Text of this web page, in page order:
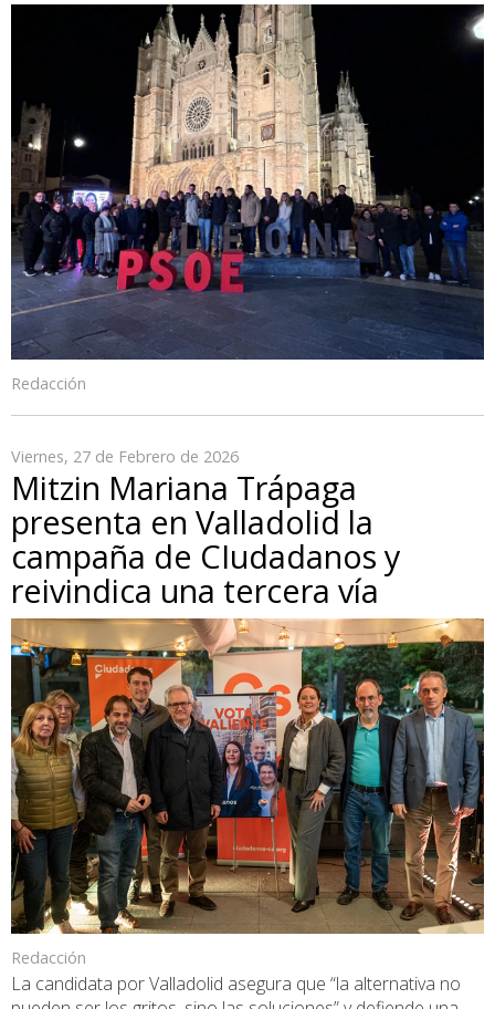
Redacción
Viernes, 27 de Febrero de 2026
Mitzin Mariana Trápaga
presenta en Valladolid la
campaña de CIudadanos y
reivindica una tercera vía
Redacción
La candidata por Valladolid asegura que “la alternativa no